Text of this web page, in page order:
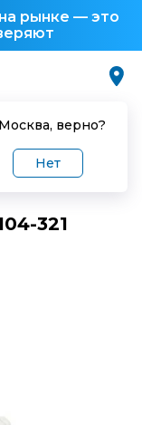
рынке — это
Москва, верно?
НетNEON-
321